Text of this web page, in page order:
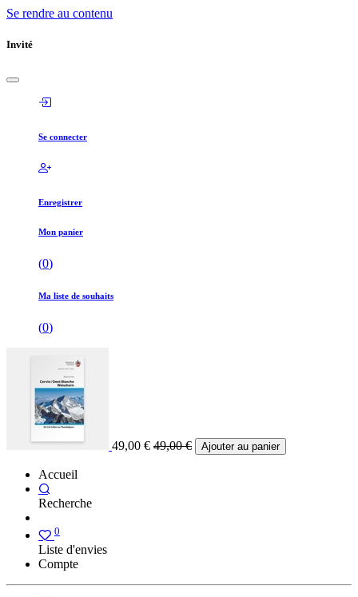
Se rendre au contenu
Invité
Se connecter
Enregistrer
Mon panier
(0)
Ma liste de souhaits
(0)
49,00 € 49,00€ Ajouter au panier
Accueil
Recherche
0
Liste d'envies
Compte